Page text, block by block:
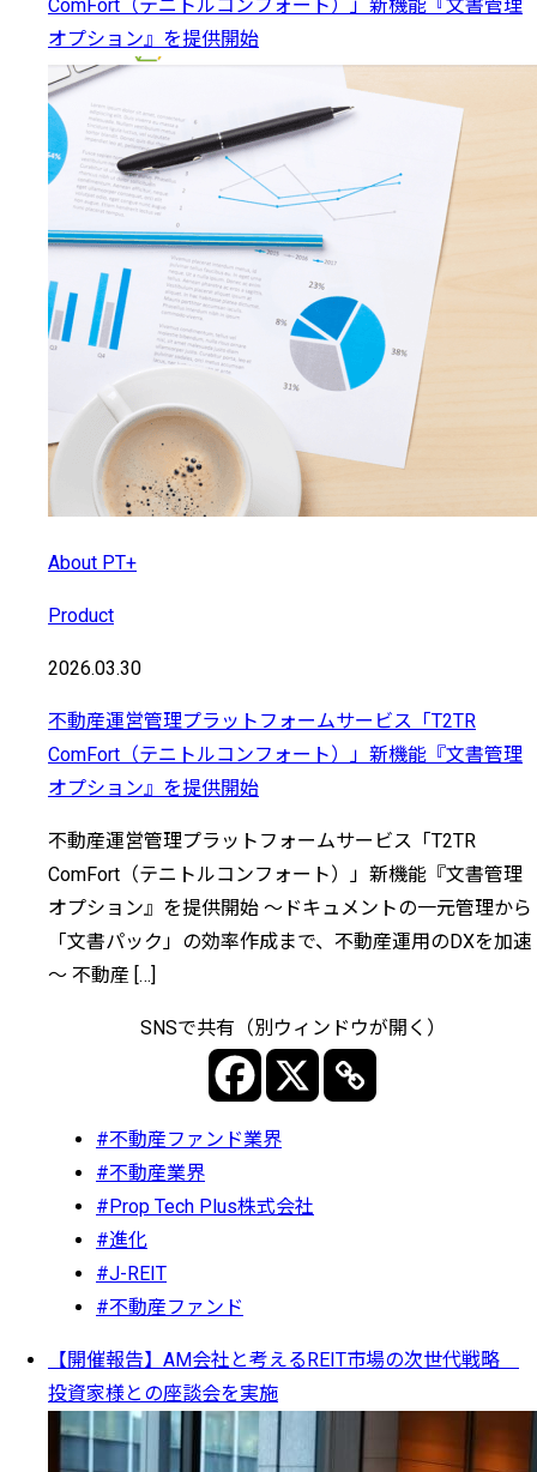
ComFort（テニトルコンフォート）」新機能『文書管理
オプション』を提供開始
About PT+
Product
2026.03.30
不動産運営管理プラットフォームサービス「T2TR
ComFort（テニトルコンフォート）」新機能『文書管理
オプション』を提供開始
不動産運営管理プラットフォームサービス「T2TR
ComFort（テニトルコンフォート）」新機能『文書管理
オプション』を提供開始 ～ドキュメントの一元管理から
「文書パック」の効率作成まで、不動産運用のDXを加速
～ 不動産 […]
SNSで共有（別ウィンドウが開く）
#不動産ファンド業界
#不動産業界
#Prop Tech Plus株式会社
#進化
#J-REIT
#不動産ファンド
【開催報告】AM会社と考えるREIT市場の次世代戦略
投資家様との座談会を実施